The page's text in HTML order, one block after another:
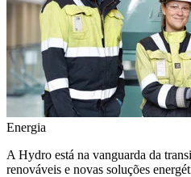
Energia
A Hydro está na vanguarda da
renováveis e novas soluções